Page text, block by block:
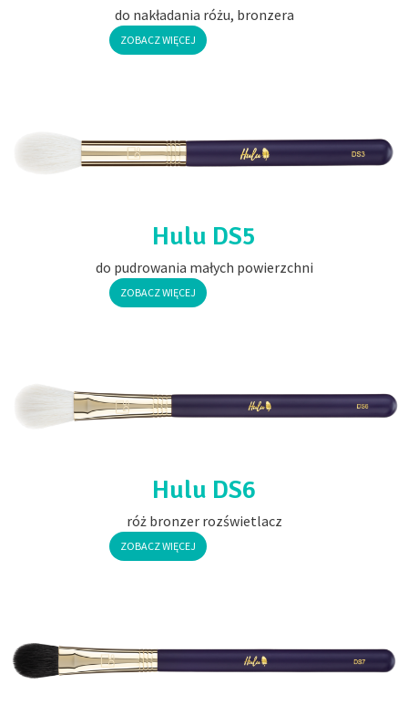
do nakładania różu, bronzera
ZOBACZ WIĘCEJ
Hulu DS5
do pudrowania małych powierzchni
ZOBACZ WIĘCEJ
Hulu DS6
róż bronzer rozświetlacz
ZOBACZ WIĘCEJ